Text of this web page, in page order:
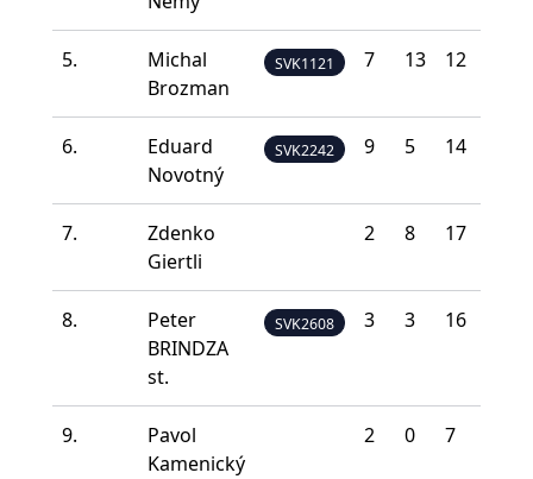
5.
Michal
Brozman
SVK1121 7 13 12
6.
Eduard
Novotný
SVK2242 9 5 14
7.
Zdenko
Giertli
2 8 17
8.
Peter
BRINDZA
st.
SVK2608 3 3 16
9.
Pavol
Kamenický
2 0 7